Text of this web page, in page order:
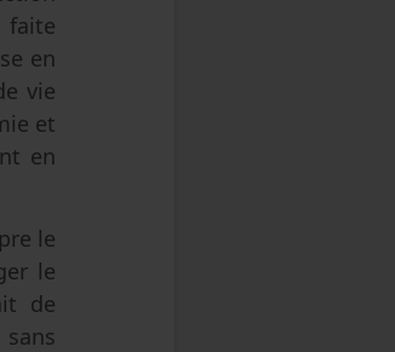
faite
en
vie
et
en
le
le
de